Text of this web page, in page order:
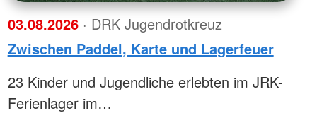
03.08.2026 · DRK Jugendrotkreuz
Zwischen Paddel, Karte und Lagerfeuer
23 Kinder und Jugendliche erlebten im JRK-
Ferienlager im…